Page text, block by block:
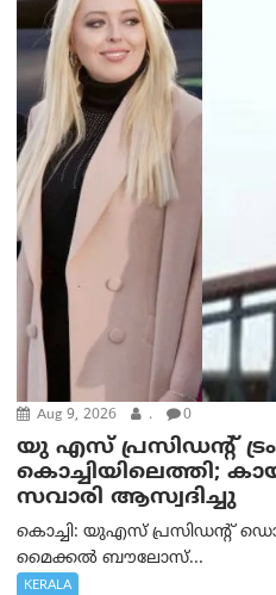
Aug 9, 2026 . 0
യു എസ് പ്രസിഡന്റ്
കൊച്ചിയിലെത്തി;
സവാരി ആസ്വദിച്ചു
കൊച്ചി: യുഎസ് പ്രസിഡന്റ്
മൈക്കൽ ബൗലോസ്...
KERALA